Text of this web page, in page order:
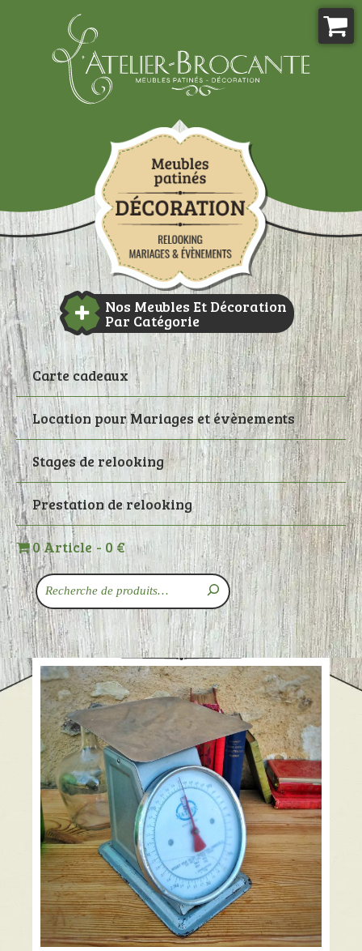
Nos Meubles Et Décoration
Par Catégorie
Carte cadeaux
Location pour Mariages et évènements
Stages de relooking
Prestation de relooking
0 Article 0 €
Recherche